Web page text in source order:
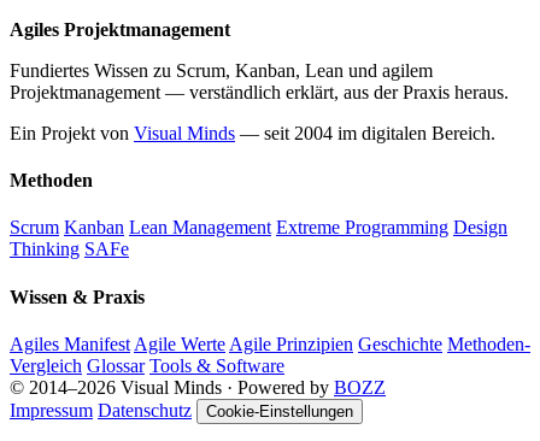
Agiles Projektmanagement
Fundiertes Wissen zu Scrum, Kanban, Lean und agilem
Projektmanagement — verständlich erklärt, aus der Praxis heraus.
Ein Projekt von Visual Minds — seit 2004 im digitalen Bereich.
Methoden
Scrum Kanban Lean Management Extreme Programming Design
Thinking SAFe
Wissen & Praxis
Agiles Manifest Agile Werte Agile Prinzipien Geschichte Methoden-
Vergleich Glossar Tools & Software
© 2014–2026 Visual Minds · Powered by BOZZ
Impressum Datenschutz Cookie-Einstellungen